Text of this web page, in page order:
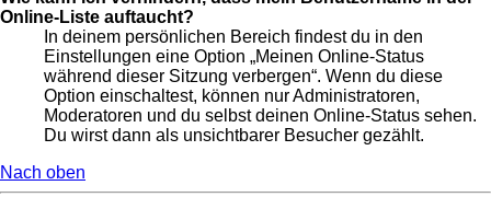
Online-Liste auftaucht?
In deinem persönlichen Bereich findest du in den
Einstellungen eine Option „Meinen Online-Status
während dieser Sitzung verbergen“. Wenn du diese
Option einschaltest, können nur Administratoren,
Moderatoren und du selbst deinen Online-Status sehen.
Du wirst dann als unsichtbarer Besucher gezählt.
Nach oben